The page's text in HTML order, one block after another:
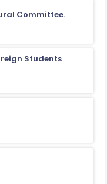
Committee.
Students